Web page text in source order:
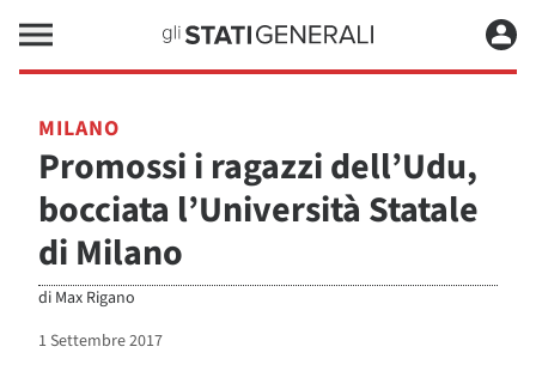
MILANO
Promossi i ragazzi dell’Udu,
bocciata l’Università Statale
di Milano
di Max Rigano
1 Settembre 2017